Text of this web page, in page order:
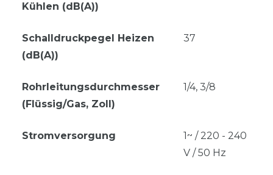
Kühlen (dB(A))
Schalldruckpegel Heizen
(dB(A))
37
Rohrleitungsdurchmesser
(Flüssig/Gas, Zoll)
1/4, 3/8
Stromversorgung
1~ / 220 - 240
V / 50 Hz